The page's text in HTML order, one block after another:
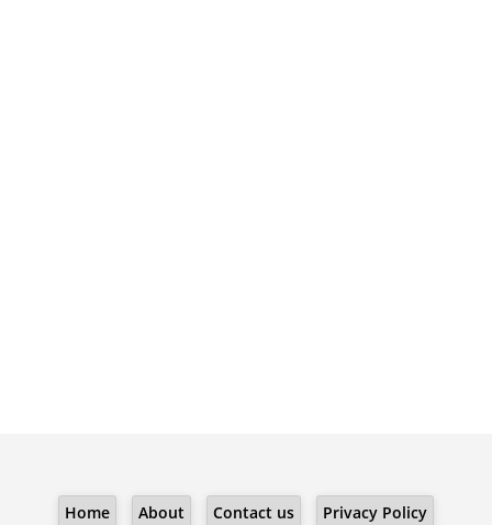
Home About Contact us Privacy Policy